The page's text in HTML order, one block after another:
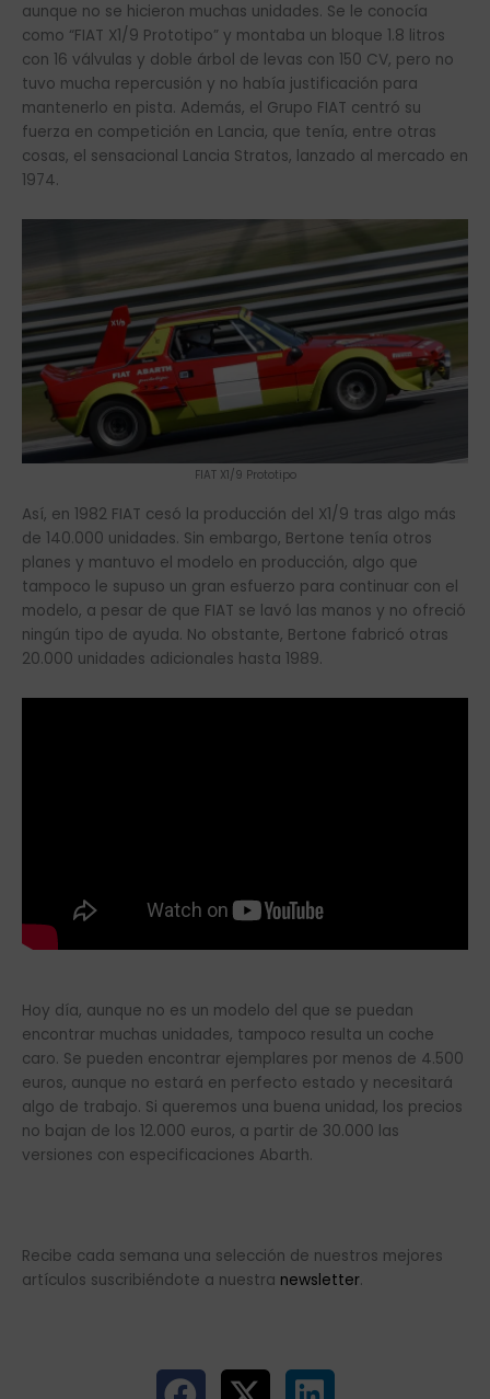
aunque no se hicieron muchas unidades. Se le conocía
como “FIAT X1/9 Prototipo” y montaba un bloque 1.8 litros
con 16 válvulas y doble árbol de levas con 150 CV, pero no
tuvo mucha repercusión y no había justificación para
mantenerlo en pista. Además, el Grupo FIAT centró su
fuerza en competición en Lancia, que tenía, entre otras
cosas, el sensacional Lancia Stratos, lanzado al mercado en
1974.
FIAT X1/9 Prototipo
Así, en 1982 FIAT cesó la producción del X1/9 tras algo más
de 140.000 unidades. Sin embargo, Bertone tenía otros
planes y mantuvo el modelo en producción, algo que
tampoco le supuso un gran esfuerzo para continuar con el
modelo, a pesar de que FIAT se lavó las manos y no ofreció
ningún tipo de ayuda. No obstante, Bertone fabricó otras
20.000 unidades adicionales hasta 1989.
Hoy día, aunque no es un modelo del que se puedan
encontrar muchas unidades, tampoco resulta un coche
caro. Se pueden encontrar ejemplares por menos de 4.500
euros, aunque no estará en perfecto estado y necesitará
algo de trabajo. Si queremos una buena unidad, los precios
no bajan de los 12.000 euros, a partir de 30.000 las
versiones con especificaciones Abarth.
Recibe cada semana una selección de nuestros mejores
artículos suscribiéndote a nuestra newsletter.